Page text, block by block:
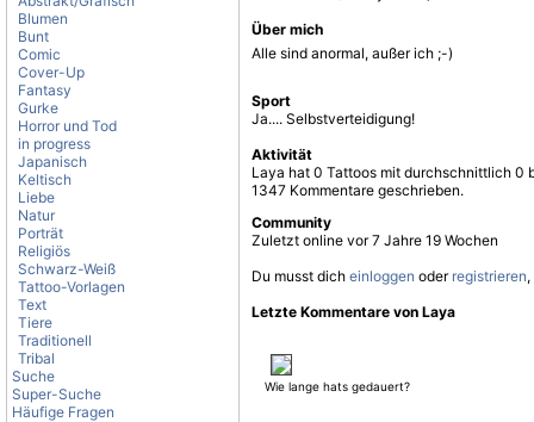
Blumen
Bunt
Comic
Cover-Up
Fantasy
Gurke
Horror und Tod
in progress
Japanisch
Keltisch
Liebe
Natur
Porträt
Religiös
Schwarz-Weiß
Tattoo-Vorlagen
Text
Tiere
Traditionell
Tribal
Suche
Super-Suche
Häufige Fragen
Über mich
Alle sind anormal, außer ich ;-)
Sport
Ja.... Selbstverteidigung!
Aktivität
Laya hat 0 Tattoos mit durchschnittlich 0
1347 Kommentare geschrieben.
Community
Zuletzt online vor 7 Jahre 19 Wochen
Du musst dich einloggen oder registrieren
Letzte Kommentare von Laya
Wie lange hats gedauert?